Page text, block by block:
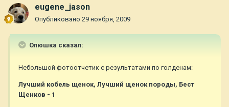
eugene_jason
Опубликовано 29 ноября, 2009
Олюшка сказал:
Небольшой фотоотчетик с результатами по голденам:
Лучший кобель щенок, Лучший щенок породы, Бест
Щенков - 1